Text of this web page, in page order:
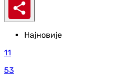
Најновије
11
53